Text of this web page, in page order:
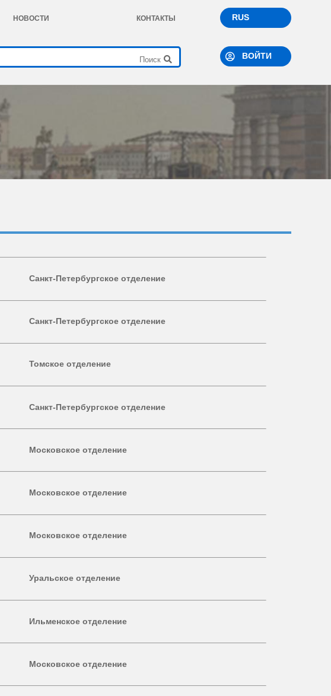
НОВОСТИ КОНТАКТЫ RUS
ВОЙТИ
Санкт-Петербургское отделение
Санкт-Петербургское отделение
Томское отделение
Санкт-Петербургское отделение
Московское отделение
Московское отделение
Московское отделение
Уральское отделение
Ильменское отделение
Московское отделение